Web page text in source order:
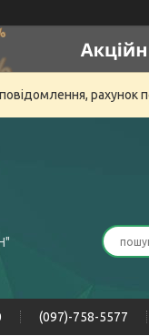
рахунок
(097)-758-5577